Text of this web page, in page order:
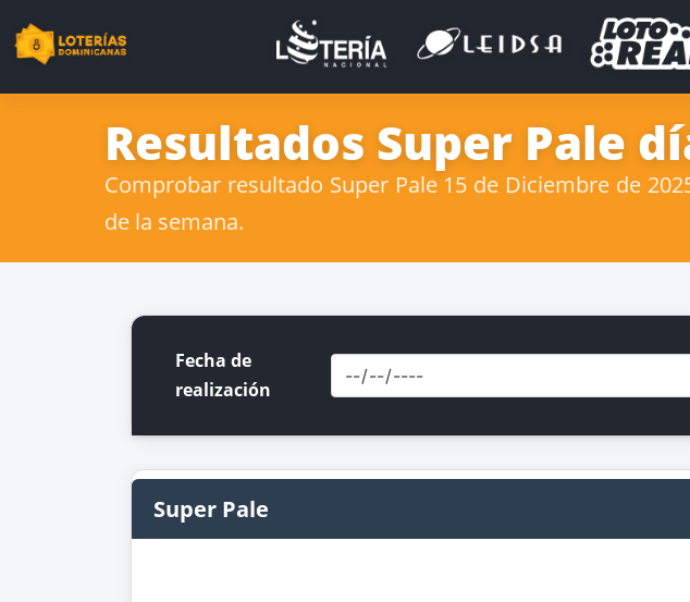
Resultados Super Pale
Comprobar resultado Super Pale 15 de Diciembre de
de la semana.
Fecha de
realización
Super Pale